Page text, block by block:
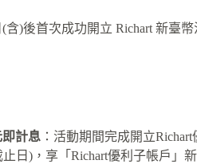
(含)後首次成功開立 Richart 新臺
計息 ：活動期間完成開立
日)，享「Richart優利子帳戶」